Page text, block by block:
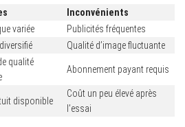
Inconvénients
variée
Publicités fréquentes
Qualité d’image fluctuante
qualité
Abonnement payant requis
disponible
Coût un peu élevé après
l’essai